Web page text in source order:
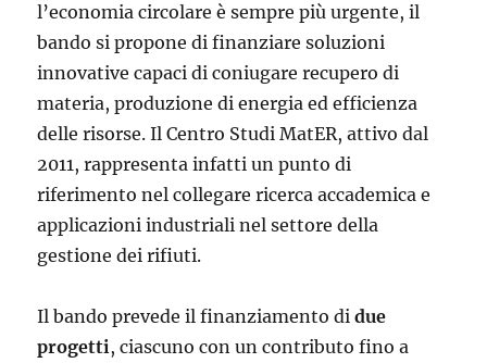
l’economia circolare è sempre più urgente, il
bando si propone di finanziare soluzioni
innovative capaci di coniugare recupero di
materia, produzione di energia ed efficienza
delle risorse. Il Centro Studi MatER, attivo dal
2011, rappresenta infatti un punto di
riferimento nel collegare ricerca accademica e
applicazioni industriali nel settore della
gestione dei rifiuti.
Il bando prevede il finanziamento didue
progetti, ciascuno con un contributo fino a